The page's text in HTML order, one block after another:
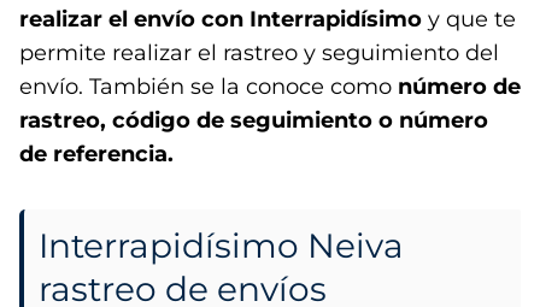
realizar el envío con Interrapidísimo y que te
permite realizar el rastreo y seguimiento del
envío. También se la conoce como número de
rastreo, código de seguimiento o número
de referencia.
Interrapidísimo Neiva
rastreo de envíos